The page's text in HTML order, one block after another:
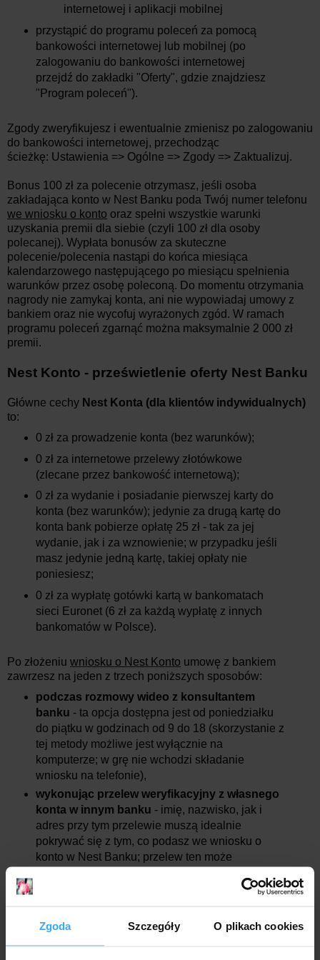
Zgoda Szczegóły O plikach cookies
internetowej i aplikacji mobilnej
przystąpić do programu poleceń za pomocą
bankowości internetowej lub mobilnej (po
zalogowaniu do bankowości internetowej
przejdź do zakładki "Oferty", gdzie znajdziesz
"Program poleceń").
Zgody zweryfikujesz i ewentualnie zmienisz po zalogowaniu
do bankowości internetowej, przechodząc
ścieżkę: Ustawienia => Ogólne => Zgody => Zaktualizuj.
Bonus 100 zł za polecenie otrzymasz, jeśli osoba
zakładająca konto w Nest Banku poda Twój numer telefonu
we wniosku o konto oraz spełni wszystkie warunki
uzyskania premii dla siebie (czyli 100 zł dla osoby
polecanej). Wypłata bonusów za skuteczne
polecenie/polecenia nastąpi do końca miesiąca
kalendarzowego następującego po miesiącu spełnienia
warunków przez osobę poleconą. Do momentu otrzymania
nagrody nie zamykaj konta, ani nie wypowiadaj umowy z
bankiem oraz nie wycofuj wyrażonych zgód. W ramach
programu poleceń zgarnąć można maksymalnie 2 000 zł
premii.
Nest Konto - prześwietlenie oferty Nest Banku
Główne cechy Nest Konta (dla klientów indywidualnych)
to:
0 zł za prowadzenie konta (bez warunków);
0 zł za internetowe przelewy złotówkowe
(zlecane przez bankowość internetową);
0 zł za wydanie i posiadanie pierwszej karty do
konta (bez warunków); jedynie za drugą kartę do
konta bank pobierze opłatę 25 zł - tak za jej
wydanie, jak i za wznowienie; w przypadku jeśli
masz jedynie jedną kartę, takiej opłaty nie
poniesiesz;
0 zł za wypłatę gotówki kartą w bankomatach
sieci Euronet (6 zł za każdą wypłatę z innych
bankomatów w Polsce).
Po złożeniu wniosku o Nest Konto umowę z bankiem
zawrzesz na jeden z trzech poniższych sposobów:
podczas rozmowy wideo z konsultantem
banku - ta opcja dostępna jest od poniedziałku
do piątku w godzinach od 9 do 18 (skorzystanie z
tej metody możliwe jest wyłącznie na
komputerze; w grę nie wchodzi składanie
wniosku na telefonie),
wykonując przelew weryfikacyjny z własnego
konta w innym banku - imię, nazwisko, jak i
adres przy tym przelewie muszą idealnie
pokrywać się z tym, co podasz we wniosku o
konto w Nest Banku; przelew ten może
ING Bank Śląski, mBank, Pekao lub Santander
banku zostało przez Ciebie założone w inny
sposób, niż przelewem weryfikacyjnym lub